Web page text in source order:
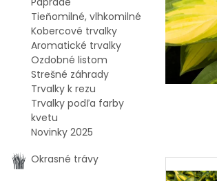
Tieňomilné, vlhkomilné
Kobercové trvalky
Aromatické trvalky
Ozdobné listom
Strešné záhrady
Trvalky k rezu
Trvalky podľa farby
kvetu
Novinky 2025
Okrasné trávy